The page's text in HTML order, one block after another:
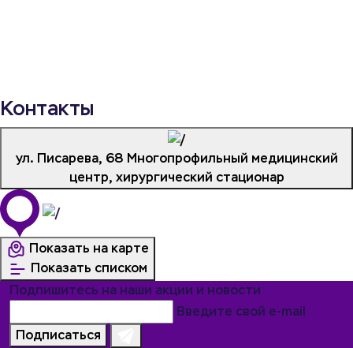
Контакты
ул. Писарева, 68 Многопрофильный медицинский
центр, хирургический стационар
Показать на карте
Показать списком
Подпишитесь на наши акции и новости
Введите свой e-mail
Подписаться